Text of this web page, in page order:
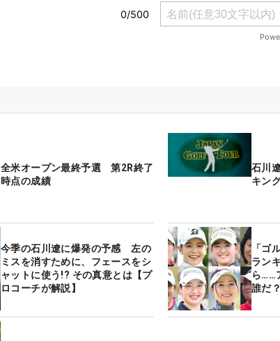
全米オープン最終予選 第2R終了
時点の成績
石川
キン
今季の石川遼に爆発の予感 左の
ミスを消すために、フェースをシ
ャットに使う!? その真意とは【プ
ロコーチが解説】
「ゴ
ラン
ら……
誰だ？